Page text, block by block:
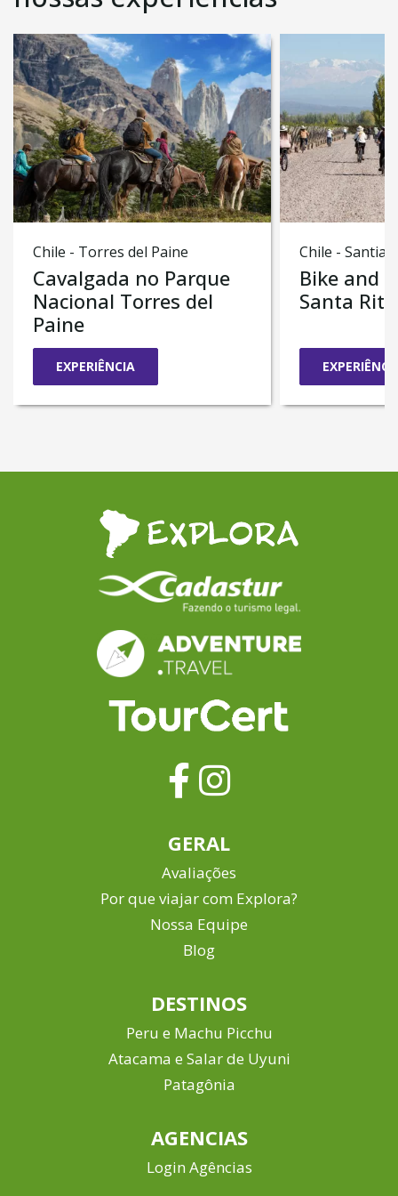
mundialmente conhecido Deserto do Atacama.
Chile - Torres del Paine
Cavalgada no Parque
Nacional Torres del
Paine
EXPERIÊNCIA
Chile -
Bike and
Santa Rita
GERAL
Avaliações
Por que viajar com Explora?
Nossa Equipe
Blog
DESTINOS
Peru e Machu Picchu
Atacama e Salar de Uyuni
Patagônia
AGENCIAS
Login Agências